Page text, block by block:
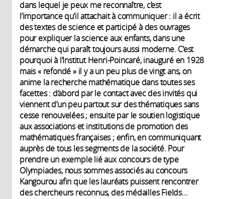
dans lequel je peux me reconnaître, c’est
l’importance qu’il attachait à communiquer : il a écrit
des textes de science et participé à des ouvrages
pour expliquer la science aux enfants, dans une
démarche qui paraît toujours aussi moderne. C’est
pourquoi à l’Institut Henri-Poincaré, inauguré en 1928
mais « refondé » il y a un peu plus de vingt ans, on
anime la recherche mathématique dans toutes ses
facettes : d’abord par le contact avec des invités qui
viennent d’un peu partout sur des thématiques sans
cesse renouvelées ; ensuite par le soutien logistique
aux associations et institutions de promotion des
mathématiques françaises ; enfin, en communiquant
auprès de tous les segments de la société. Pour
prendre un exemple lié aux concours de type
Olympiades, nous sommes associés au concours
Kangourou afin que les lauréats puissent rencontrer
des chercheurs reconnus, des médailles Fields…